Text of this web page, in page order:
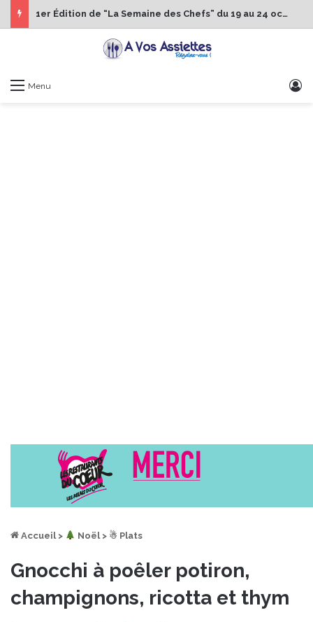
1er Édition de “La Semaine des Chefs” du 19 au 24 octobre 2026
Menu
Accueil > ︎ Noël > ☃ Plats
Gnocchi à poêler potiron,
champignons, ricotta et thym